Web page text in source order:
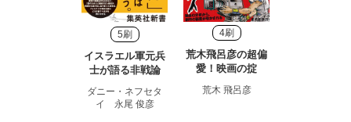
5刷
イスラエル軍元兵
士が語る非戦論
ダニー・ネフセタ
イ 永尾 俊彦
4刷
荒木飛呂彦の超偏
愛！映画の掟
荒木 飛呂彦